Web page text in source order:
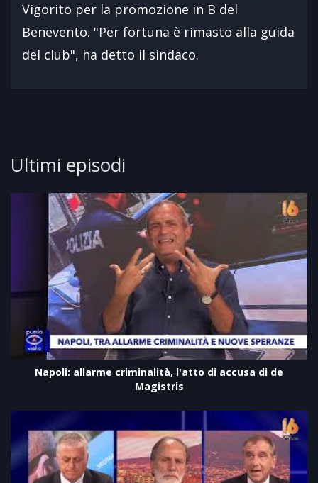
Vigorito per la promozione in B del
Benevento. "Per fortuna è rimasto alla guida
del club", ha detto il sindaco.
Ultimi episodi
Napoli: allarme criminalità, l'atto di accusa di de
Magistris